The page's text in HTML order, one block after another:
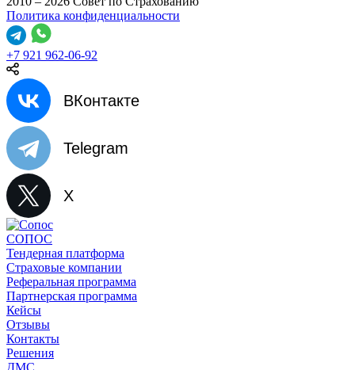
Политика конфиденциальности
+7 921 962-06-92
ВКонтакте
Telegram
X
СОПОС
Тендерная платформа
Страховые компании
Реферальная программа
Партнерская программа
Кейсы
Отзывы
Контакты
Решения
ДМС